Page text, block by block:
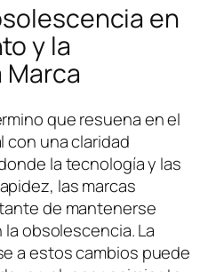
en
y la
Marca
que resuena en el
con una claridad
la tecnología y las
las marcas
de mantenerse
obsolescencia. La
a estos cambios puede